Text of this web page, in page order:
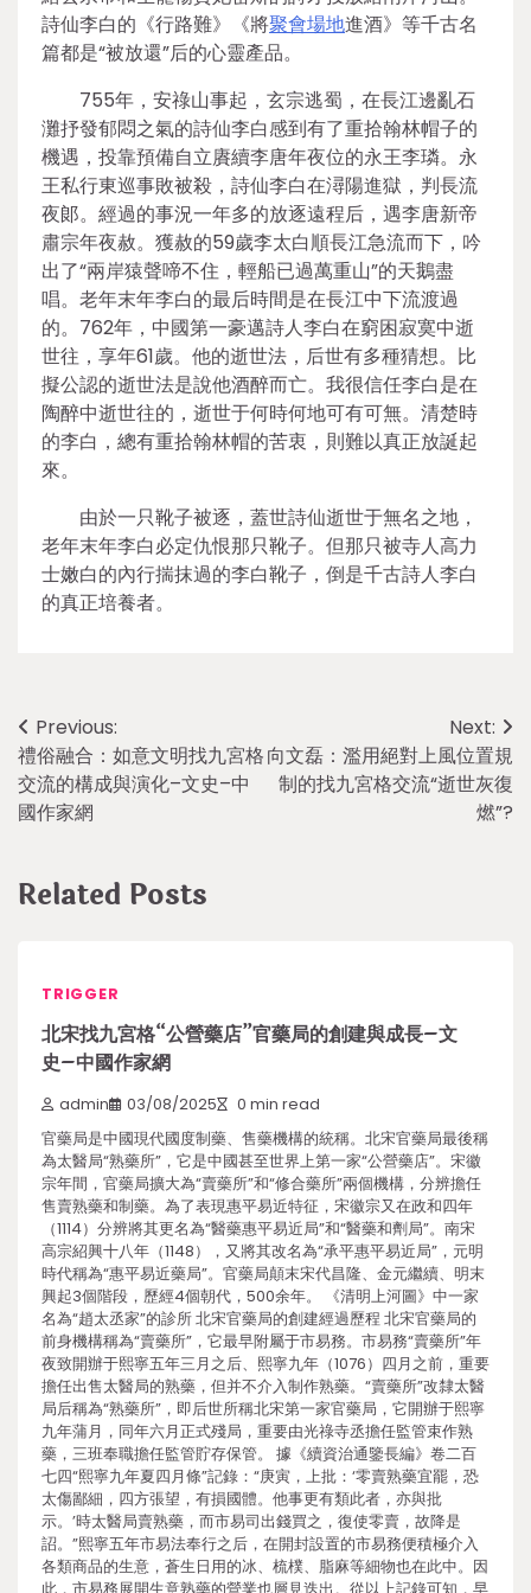
詩仙李白的《行路難》《將聚會場地進酒》等千古名
篇都是“被放還”后的心靈產品。
755年，安祿山事起，玄宗逃蜀，在長江邊亂石
灘抒發郁悶之氣的詩仙李白感到有了重拾翰林帽子的
機遇，投靠預備自立賡續李唐年夜位的永王李璘。永
王私行東巡事敗被殺，詩仙李白在潯陽進獄，判長流
夜郞。經過的事況一年多的放逐遠程后，遇李唐新帝
肅宗年夜赦。獲赦的59歲李太白順長江急流而下，吟
出了“兩岸猿聲啼不住，輕船已過萬重山”的天鵝盡
唱。老年末年李白的最后時間是在長江中下流渡過
的。762年，中國第一豪邁詩人李白在窮困寂寞中逝
世往，享年61歲。他的逝世法，后世有多種猜想。比
擬公認的逝世法是說他酒醉而亡。我很信任李白是在
陶醉中逝世往的，逝世于何時何地可有可無。清楚時
的李白，總有重拾翰林帽的苦衷，則難以真正放誕起
來。
由於一只靴子被逐，蓋世詩仙逝世于無名之地，
老年末年李白必定仇恨那只靴子。但那只被寺人高力
士嫩白的內行揣抹過的李白靴子，倒是千古詩人李白
的真正培養者。
Post
navigation
Previous:
禮俗融合：如意文明找九宮格
交流的構成與演化–文史–中
國作家網
Next:
向文磊：濫用絕對上風位置規
制的找九宮格交流“逝世灰復
燃”?
Related Posts
TRIGGER
北宋找九宮格“公營藥店”官藥局的創建與成長–文
史–中國作家網
admin 03/08/2025 0 min read
官藥局是中國現代國度制藥、售藥機構的統稱。北宋官藥局最後稱
為太醫局“熟藥所”，它是中國甚至世界上第一家“公營藥店”。宋徽
宗年間，官藥局擴大為“賣藥所”和“修合藥所”兩個機構，分辨擔任
售賣熟藥和制藥。為了表現惠平易近特征，宋徽宗又在政和四年
（1114）分辨將其更名為“醫藥惠平易近局”和“醫藥和劑局”。南宋
高宗紹興十八年（1148），又將其改名為“承平惠平易近局”，元明
時代稱為“惠平易近藥局”。官藥局顛末宋代昌隆、金元繼續、明末
興起3個階段，歷經4個朝代，500余年。 《清明上河圖》中一家
名為“趙太丞家”的診所 北宋官藥局的創建經過歷程 北宋官藥局的
前身機構稱為“賣藥所”，它最早附屬于市易務。市易務“賣藥所”年
夜致開辦于熙寧五年三月之后、熙寧九年（1076）四月之前，重要
擔任出售太醫局的熟藥，但并不介入制作熟藥。“賣藥所”改隸太醫
局后稱為“熟藥所”，即后世所稱北宋第一家官藥局，它開辦于熙寧
九年蒲月，同年六月正式殘局，重要由光祿寺丞擔任監管束作熟
藥，三班奉職擔任監管貯存保管。 據《續資治通鑒長編》卷二百
七四“熙寧九年夏四月條”記錄：“庚寅，上批：‘零賣熟藥宜罷，恐
太傷鄙細，四方張望，有損國體。他事更有類此者，亦與批
示。’時太醫局賣熟藥，而市易司出錢買之，復使零賣，故降是
詔。”熙寧五年市易法奉行之后，在開封設置的市易務便積極介入
各類商品的生意，蒼生日用的冰、梳樸、脂麻等細物也在此中。因
此，市易務展開生意熟藥的營業也層見迭出。從以上記錄可知，早